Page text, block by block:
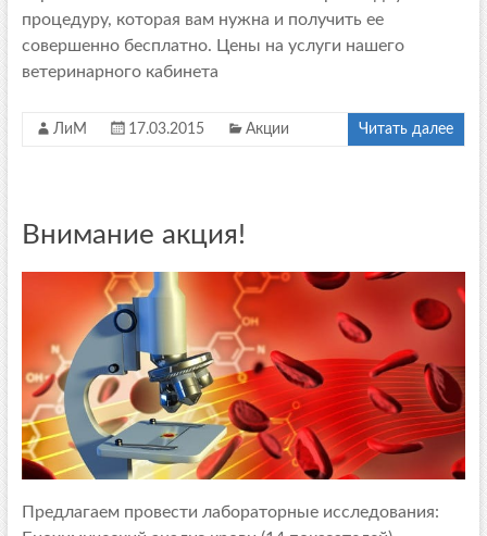
процедуру, которая вам нужна и получить ее
совершенно бесплатно. Цены на услуги нашего
ветеринарного кабинета
ЛиМ 17.03.2015 Акции Читать далее
Внимание акция!
Предлагаем провести лабораторные исследования: